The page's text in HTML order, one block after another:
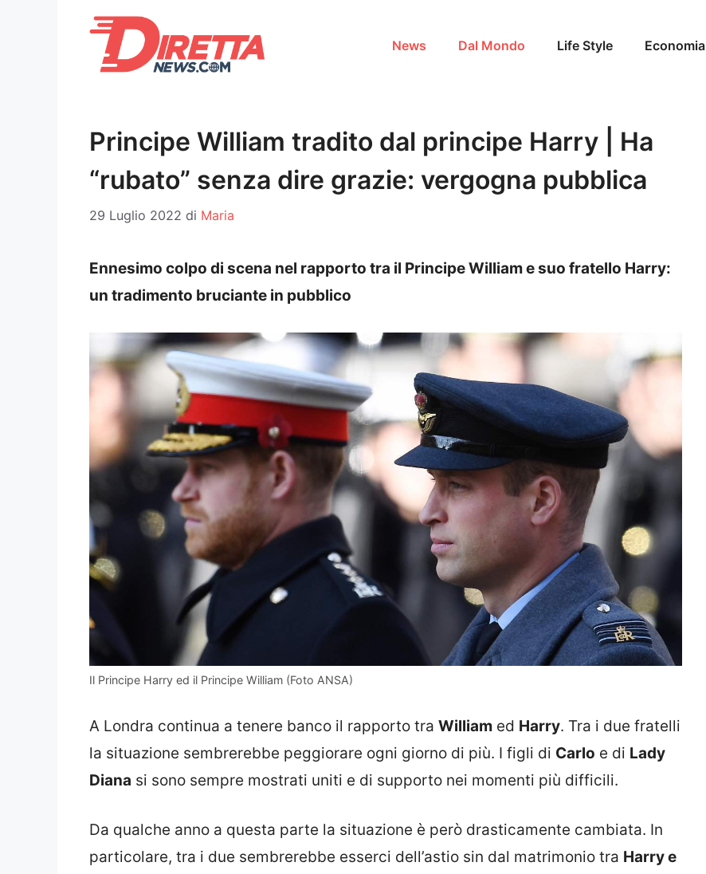
News Dal Mondo Life Style Economia
Principe William tradito dal principe Harry | Ha
“rubato” senza dire grazie: vergogna pubblica
29 Luglio 2022 di Maria
Ennesimo colpo di scena nel rapporto tra il Principe William e suo fratello Harry:
un tradimento bruciante in pubblico
Il Principe Harry ed il Principe William (Foto ANSA)
A Londra continua a tenere banco il rapporto tra William ed Harry. Tra i due fratelli
la situazione sembrerebbe peggiorare ogni giorno di più. I figli di Carlo e di Lady
Diana si sono sempre mostrati uniti e di supporto nei momenti più difficili.
Da qualche anno a questa parte la situazione è però drasticamente cambiata. In
particolare, tra i due sembrerebbe esserci dell’astio sin dal matrimonio tra Harry e